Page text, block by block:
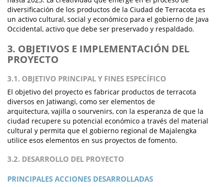
diversificación de los productos de la Ciudad de Terracota es
un activo cultural, social y económico para el gobierno de Java
Occidental, activo que debe ser preservado y respaldado.
3. OBJETIVOS E IMPLEMENTACIÓN DEL
PROYECTO
3.1. OBJETIVO PRINCIPAL Y FINES ESPECÍFICO
El objetivo del proyecto es fabricar productos de terracota
diversos en Jatiwangi, como ser elementos de
arquitectura, vajilla o sourvenirs, con la esperanza de que la
ciudad recupere su potencial económico a través del material
cultural y permita que el gobierno regional de Majalengka
utilice esos elementos en sus proyectos de fomento.
3.2. DESARROLLO DEL PROYECTO
PRINCIPALES ACCIONES DESARROLLADAS